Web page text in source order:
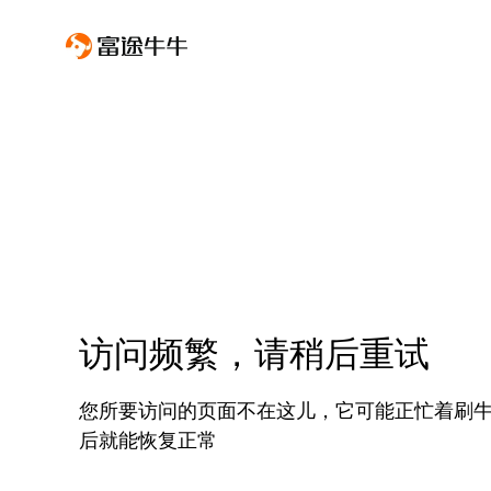
访问频繁，请稍后重试
您所要访问的页面不在这儿，它可能正忙着刷
后就能恢复正常